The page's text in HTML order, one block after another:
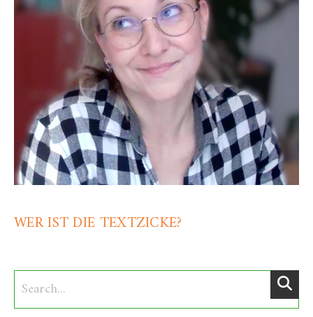
WER IST DIE TEXTZICKE?